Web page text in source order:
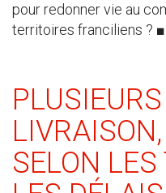
pour redonner vie au
territoires franciliens ? ■
SELON